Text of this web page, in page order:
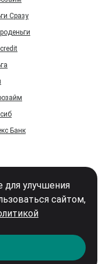
Сразу
Банк
улучшения
сайтом,